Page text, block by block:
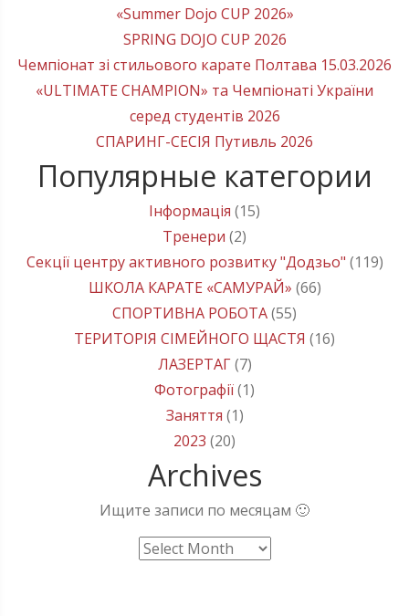
«Summer Dojo CUP 2026»
SPRING DOJO CUP 2026
Чемпіонат зі стильового карате Полтава 15.03.2026
«ULTIMATE CHAMPION» та Чемпіонаті України
серед студентів 2026
СПАРИНГ-СЕСІЯ Путивль 2026
Популярные категории
Інформація (15)
Тренери (2)
Секції центру активного розвитку "Додзьо" (119)
ШКОЛА КАРАТЕ «САМУРАЙ» (66)
СПОРТИВНА РОБОТА(55)
ТЕРИТОРІЯ СІМЕЙНОГО ЩАСТЯ (16)
ЛАЗЕРТАГ(7)
Фотографії(1)
Заняття (1)
2023 (20)
Archives
Ищите записи по месяцам 🙂